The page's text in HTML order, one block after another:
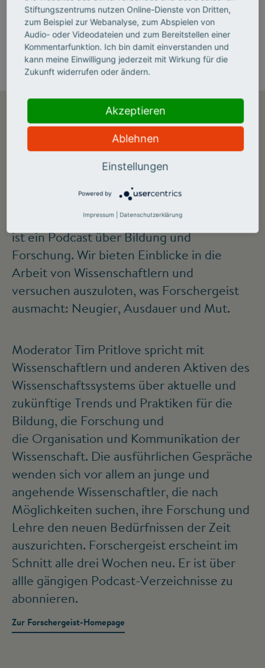
DER FORSCHERGEIST-
PODCAST
Forschergeist ist ein Podcast-Angebot des
Stifterverbandes und des Berliner
Podcastlabels Metaebene. Forschergeist
ist ein Podcast über Bildung und
Forschung. Wir bieten Einblicke in die
Arbeit von Wissenschaftlern und
versuchen auszuloten, was Forschergeist
ausmacht: Neugier, Ausdauer und Mut.
Moderator Tim Pritlove spricht mit
Wissenschaftlern und anderen Aktiven des
Wissenschaftssystems über aktuelle und
zukünftige Trends und Praktiken für die
Bildung, die Forschung und
die Organisation und Kommunikation der
Wissenschaft. Die ausführlichen Gespräche
wenden sich vor allem an junge und
angehende Wissenschaftler, die nach
Möglichkeiten suchen, ihre Forschung und
Lehre den neuen Bedürfnissen der Zeit
auszurichten. Forschergeist erscheint im
Schnitt alle drei Wochen neu. Er ist über
allle gängigen Podcast-Verzeichnisse zu
abonnieren.
Zur Forschergeist-Homepage
Stiftungszentrums nutzen Online-Dienste von Dritten,
zum Beispiel zur Webanalyse, zum Abspielen von
Audio- oder Videodateien und zum Bereitstellen einer
Kommentarfunktion. Ich bin damit einverstanden und
kann meine Einwilligung jederzeit mit Wirkung für die
Zukunft widerrufen oder ändern.
Akzeptieren
Ablehnen
Einstellungen
Powered by
Impressum Datenschutzerklärung